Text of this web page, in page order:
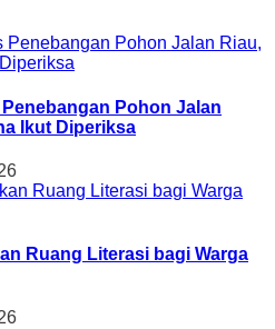
Pohon Jalan
Ikut Diperiksa
Ruang Literasi bagi Warga